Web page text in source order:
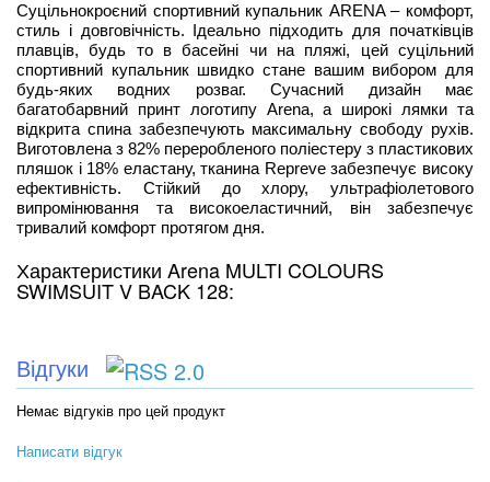
Суцільнокроєний спортивний купальник ARENA – комфорт,
стиль і довговічність. Ідеально підходить для початківців
плавців, будь то в басейні чи на пляжі, цей суцільний
спортивний купальник швидко стане вашим вибором для
будь-яких водних розваг. Сучасний дизайн має
багатобарвний принт логотипу Arena, а широкі лямки та
відкрита спина забезпечують максимальну свободу рухів.
Виготовлена з 82% переробленого поліестеру з пластикових
пляшок і 18% еластану, тканина Repreve забезпечує високу
ефективність. Стійкий до хлору, ультрафіолетового
випромінювання та високоеластичний, він забезпечує
тривалий комфорт протягом дня.
Характеристики Arena MULTI COLOURS
SWIMSUIT V BACK 128:
Відгуки
Немає відгуків про цей продукт
Написати відгук